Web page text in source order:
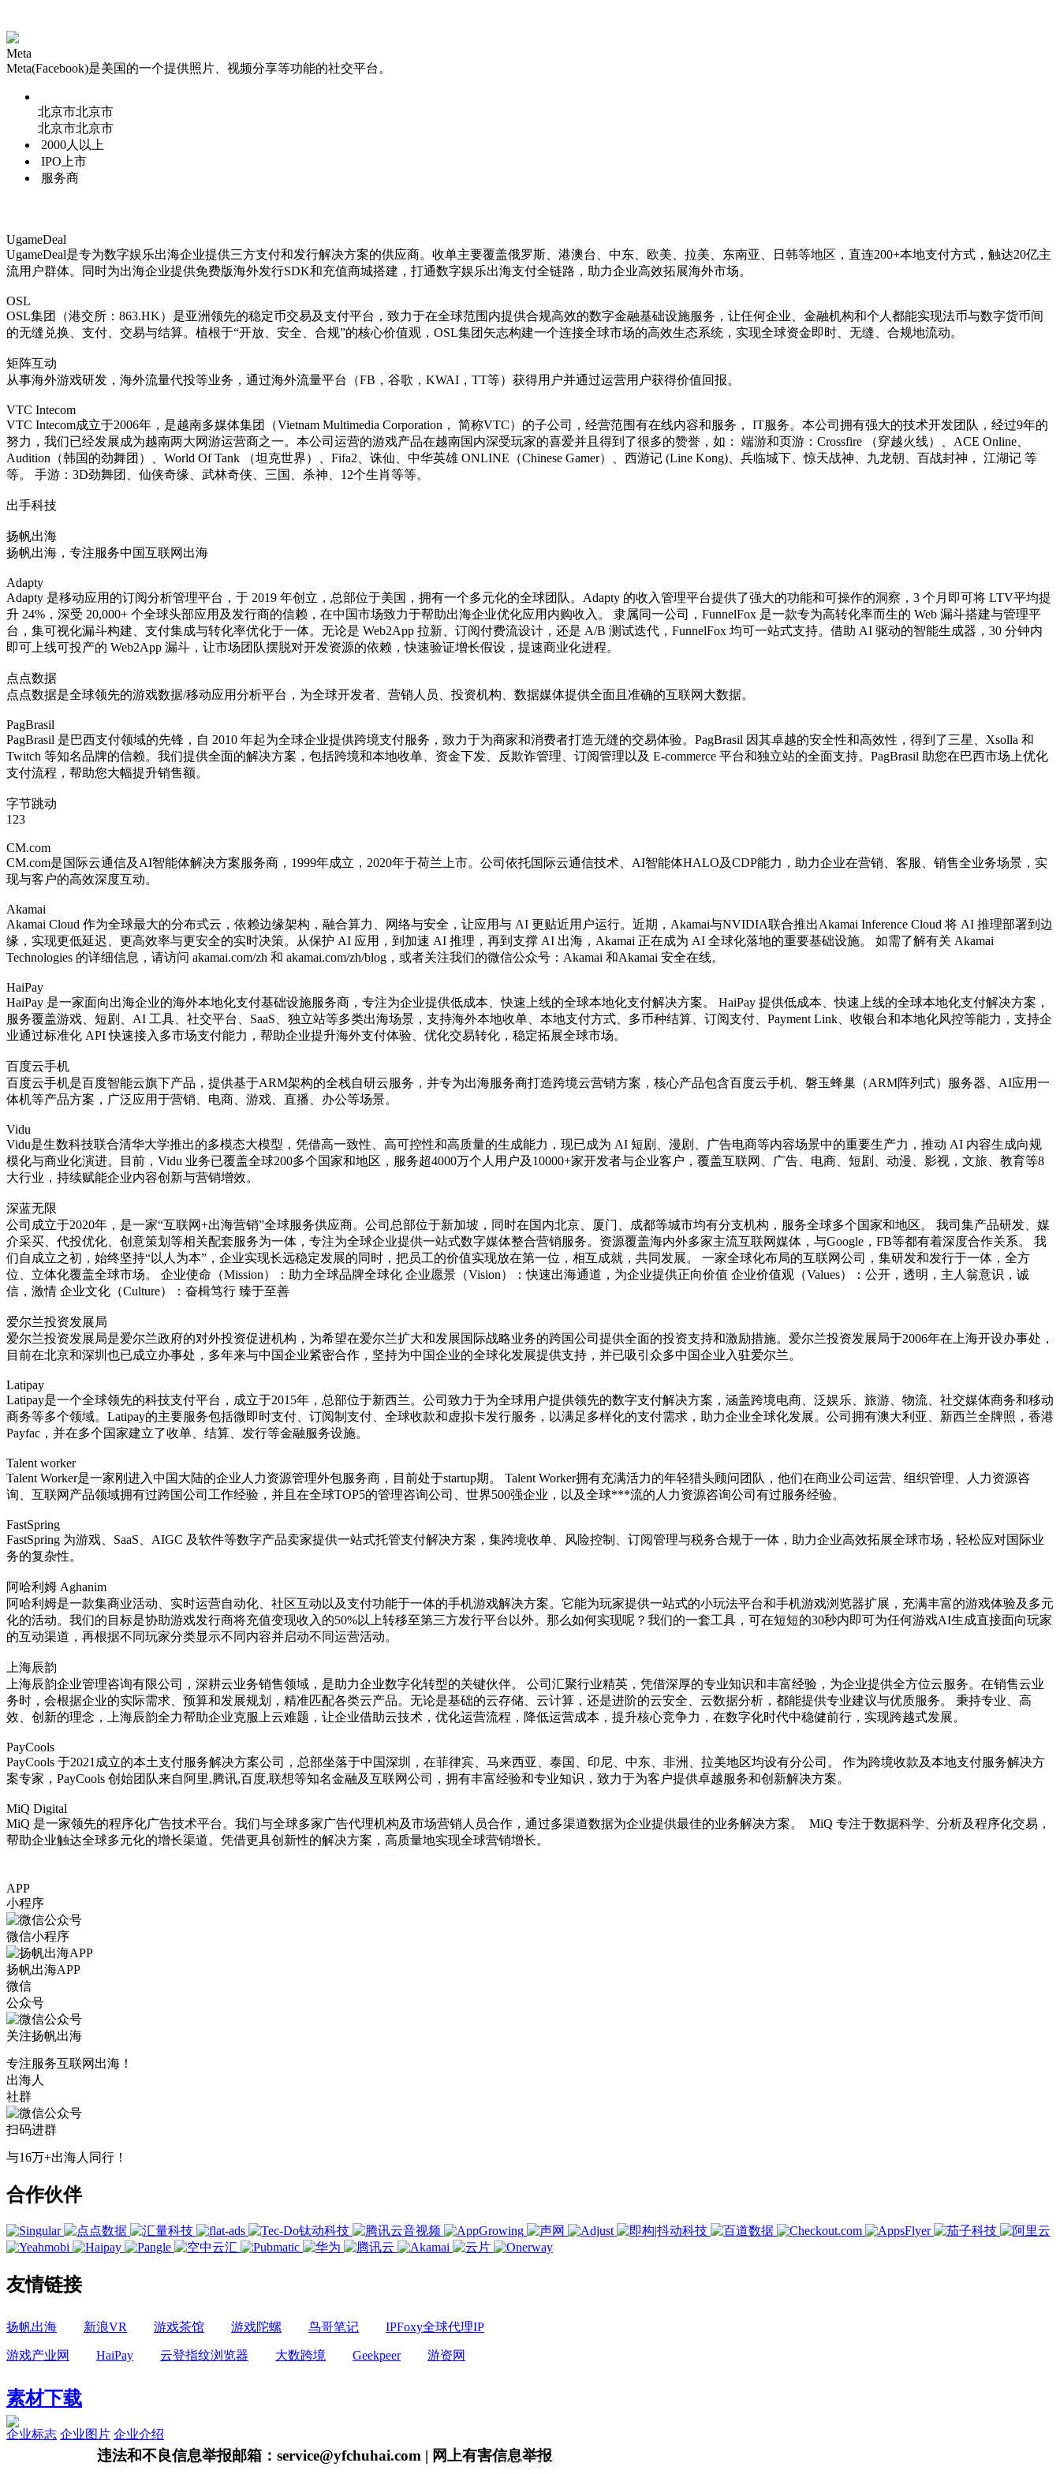
Meta
Meta(Facebook)是美国的一个提供照片、视频分享等功能的社交平台。
北京市北京市
北京市北京市
2000人以上
IPO上市
服务商
UgameDeal
UgameDeal是专为数字娱乐出海企业提供三方支付和发行解决方案的供应商。收单主要覆盖俄罗斯、港澳台、中东、欧美、拉美、东南亚、日韩等地区，直连200+本地支付方式，触达20亿主
流用户群体。同时为出海企业提供免费版海外发行SDK和充值商城搭建，打通数字娱乐出海支付全链路，助力企业高效拓展海外市场。
OSL
OSL集团（港交所：863.HK）是亚洲领先的稳定币交易及支付平台，致力于在全球范围内提供合规高效的数字金融基础设施服务，让任何企业、金融机构和个人都能实现法币与数字货币间
的无缝兑换、支付、交易与结算。植根于“开放、安全、合规”的核心价值观，OSL集团矢志构建一个连接全球市场的高效生态系统，实现全球资金即时、无缝、合规地流动。
矩阵互动
从事海外游戏研发，海外流量代投等业务，通过海外流量平台（FB，谷歌，KWAI，TT等）获得用户并通过运营用户获得价值回报。
VTC Intecom
VTC Intecom成立于2006年，是越南多媒体集团（Vietnam Multimedia Corporation， 简称VTC）的子公司，经营范围有在线内容和服务， IT服务。本公司拥有强大的技术开发团队，经过9年的
努力，我们已经发展成为越南两大网游运营商之一。本公司运营的游戏产品在越南国内深受玩家的喜爱并且得到了很多的赞誉，如： 端游和页游：Crossfire （穿越火线）、ACE Online、
Audition（韩国的劲舞团）、World Of Tank （坦克世界）、Fifa2、诛仙、中华英雄 ONLINE（Chinese Gamer）、西游记 (Line Kong)、兵临城下、惊天战神、九龙朝、百战封神， 江湖记 等
等。 手游：3D劲舞团、仙侠奇缘、武林奇侠、三国、杀神、12个生肖等等。
出手科技
扬帆出海
扬帆出海，专注服务中国互联网出海
Adapty
Adapty 是移动应用的订阅分析管理平台，于 2019 年创立，总部位于美国，拥有一个多元化的全球团队。Adapty 的收入管理平台提供了强大的功能和可操作的洞察，3 个月即可将 LTV平均提
升 24%，深受 20,000+ 个全球头部应用及发行商的信赖，在中国市场致力于帮助出海企业优化应用内购收入。 隶属同一公司，FunnelFox 是一款专为高转化率而生的 Web 漏斗搭建与管理平
台，集可视化漏斗构建、支付集成与转化率优化于一体。无论是 Web2App 拉新、订阅付费流设计，还是 A/B 测试迭代，FunnelFox 均可一站式支持。借助 AI 驱动的智能生成器，30 分钟内
即可上线可投产的 Web2App 漏斗，让市场团队摆脱对开发资源的依赖，快速验证增长假设，提速商业化进程。
点点数据
点点数据是全球领先的游戏数据/移动应用分析平台，为全球开发者、营销人员、投资机构、数据媒体提供全面且准确的互联网大数据。
PagBrasil
PagBrasil 是巴西支付领域的先锋，自 2010 年起为全球企业提供跨境支付服务，致力于为商家和消费者打造无缝的交易体验。PagBrasil 因其卓越的安全性和高效性，得到了三星、Xsolla 和
Twitch 等知名品牌的信赖。我们提供全面的解决方案，包括跨境和本地收单、资金下发、反欺诈管理、订阅管理以及 E-commerce 平台和独立站的全面支持。PagBrasil 助您在巴西市场上优化
支付流程，帮助您大幅提升销售额。
字节跳动
123
CM.com
CM.com是国际云通信及AI智能体解决方案服务商，1999年成立，2020年于荷兰上市。公司依托国际云通信技术、AI智能体HALO及CDP能力，助力企业在营销、客服、销售全业务场景，实
现与客户的高效深度互动。
Akamai
Akamai Cloud 作为全球最大的分布式云，依赖边缘架构，融合算力、网络与安全，让应用与 AI 更贴近用户运行。近期，Akamai与NVIDIA联合推出Akamai Inference Cloud 将 AI 推理部署到边
缘，实现更低延迟、更高效率与更安全的实时决策。从保护 AI 应用，到加速 AI 推理，再到支撑 AI 出海，Akamai 正在成为 AI 全球化落地的重要基础设施。 如需了解有关 Akamai
Technologies 的详细信息，请访问 akamai.com/zh 和 akamai.com/zh/blog，或者关注我们的微信公众号：Akamai 和Akamai 安全在线。
HaiPay
HaiPay 是一家面向出海企业的海外本地化支付基础设施服务商，专注为企业提供低成本、快速上线的全球本地化支付解决方案。 HaiPay 提供低成本、快速上线的全球本地化支付解决方案，
服务覆盖游戏、短剧、AI 工具、社交平台、SaaS、独立站等多类出海场景，支持海外本地收单、本地支付方式、多币种结算、订阅支付、Payment Link、收银台和本地化风控等能力，支持企
业通过标准化 API 快速接入多市场支付能力，帮助企业提升海外支付体验、优化交易转化，稳定拓展全球市场。
百度云手机
百度云手机是百度智能云旗下产品，提供基于ARM架构的全栈自研云服务，并专为出海服务商打造跨境云营销方案，核心产品包含百度云手机、磐玉蜂巢（ARM阵列式）服务器、AI应用一
体机等产品方案，广泛应用于营销、电商、游戏、直播、办公等场景。
Vidu
Vidu是生数科技联合清华大学推出的多模态大模型，凭借高一致性、高可控性和高质量的生成能力，现已成为 AI 短剧、漫剧、广告电商等内容场景中的重要生产力，推动 AI 内容生成向规
模化与商业化演进。目前，Vidu 业务已覆盖全球200多个国家和地区，服务超4000万个人用户及10000+家开发者与企业客户，覆盖互联网、广告、电商、短剧、动漫、影视，文旅、教育等8
大行业，持续赋能企业内容创新与营销增效。
深蓝无限
公司成立于2020年，是一家“互联网+出海营销”全球服务供应商。公司总部位于新加坡，同时在国内北京、厦门、成都等城市均有分支机构，服务全球多个国家和地区。 我司集产品研发、媒
介采买、代投优化、创意策划等相关配套服务为一体，专注为全球企业提供一站式数字媒体整合营销服务。资源覆盖海内外多家主流互联网媒体，与Google，FB等都有着深度合作关系。 我
们自成立之初，始终坚持“以人为本”，企业实现长远稳定发展的同时，把员工的价值实现放在第一位，相互成就，共同发展。 一家全球化布局的互联网公司，集研发和发行于一体，全方
位、立体化覆盖全球市场。 企业使命（Mission）：助力全球品牌全球化 企业愿景（Vision）：快速出海通道，为企业提供正向价值 企业价值观（Values）：公开，透明，主人翁意识，诚
信，激情 企业文化（Culture）：奋楫笃行 臻于至善
爱尔兰投资发展局
爱尔兰投资发展局是爱尔兰政府的对外投资促进机构，为希望在爱尔兰扩大和发展国际战略业务的跨国公司提供全面的投资支持和激励措施。爱尔兰投资发展局于2006年在上海开设办事处，
目前在北京和深圳也已成立办事处，多年来与中国企业紧密合作，坚持为中国企业的全球化发展提供支持，并已吸引众多中国企业入驻爱尔兰。
Latipay
‌Latipay‌是一个全球领先的科技支付平台，成立于2015年，总部位于新西兰。公司致力于为全球用户提供领先的数字支付解决方案，涵盖跨境电商、泛娱乐、旅游、物流、社交媒体商务和移动
商务等多个领域‌。Latipay的主要服务包括微即时支付、订阅制支付、全球收款和虚拟卡发行服务，以满足多样化的支付需求，助力企业全球化发展‌。公司拥有澳大利亚、新西兰全牌照，香港
Payfac，并在多个国家建立了收单、结算、发行等金融服务设施‌。
Talent worker
Talent Worker是一家刚进入中国大陆的企业人力资源管理外包服务商，目前处于startup期。 Talent Worker拥有充满活力的年轻猎头顾问团队，他们在商业公司运营、组织管理、人力资源咨
询、互联网产品领域拥有过跨国公司工作经验，并且在全球TOP5的管理咨询公司、世界500强企业，以及全球***流的人力资源咨询公司有过服务经验。
FastSpring
FastSpring 为游戏、SaaS、AIGC 及软件等数字产品卖家提供一站式托管支付解决方案，集跨境收单、风险控制、订阅管理与税务合规于一体，助力企业高效拓展全球市场，轻松应对国际业
务的复杂性。
阿哈利姆 Aghanim
阿哈利姆是一款集商业活动、实时运营自动化、社区互动以及支付功能于一体的手机游戏解决方案。它能为玩家提供一站式的小玩法平台和手机游戏浏览器扩展，充满丰富的游戏体验及多元
化的活动。我们的目标是协助游戏发行商将充值变现收入的50%以上转移至第三方发行平台以外。那么如何实现呢？我们的一套工具，可在短短的30秒内即可为任何游戏AI生成直接面向玩家
的互动渠道，再根据不同玩家分类显示不同内容并启动不同运营活动。
上海辰韵
上海辰韵企业管理咨询有限公司，深耕云业务销售领域，是助力企业数字化转型的关键伙伴。 公司汇聚行业精英，凭借深厚的专业知识和丰富经验，为企业提供全方位云服务。在销售云业
务时，会根据企业的实际需求、预算和发展规划，精准匹配各类云产品。无论是基础的云存储、云计算，还是进阶的云安全、云数据分析，都能提供专业建议与优质服务。 秉持专业、高
效、创新的理念，上海辰韵全力帮助企业克服上云难题，让企业借助云技术，优化运营流程，降低运营成本，提升核心竞争力，在数字化时代中稳健前行，实现跨越式发展。
PayCools
PayCools 于2021成立的本土支付服务解决方案公司，总部坐落于中国深圳，在菲律宾、马来西亚、泰国、印尼、中东、非洲、拉美地区均设有分公司。 作为跨境收款及本地支付服务解决方
案专家，PayCools 创始团队来自阿里,腾讯,百度,联想等知名金融及互联网公司，拥有丰富经验和专业知识，致力于为客户提供卓越服务和创新解决方案。
MiQ Digital
MiQ 是一家领先的程序化广告技术平台。我们与全球多家广告代理机构及市场营销人员合作，通过多渠道数据为企业提供最佳的业务解决方案。 MiQ 专注于数据科学、分析及程序化交易，
帮助企业触达全球多元化的增长渠道。凭借更具创新性的解决方案，高质量地实现全球营销增长。
APP
小程序
微信小程序
扬帆出海APP
微信
公众号
关注扬帆出海
专注服务互联网出海！
出海人
社群
扫码进群
与16万+出海人同行！
合作伙伴
友情链接
扬帆出海 新浪VR 游戏茶馆 游戏陀螺 鸟哥笔记 IPFoxy全球代理IP
游戏产业网 HaiPay 云登指纹浏览器 大数跨境 Geekpeer 游资网
素材下载
企业标志 企业图片 企业介绍
微信公众号
违法和不良信息举报邮箱：service@yfchuhai.com | 网上有害信息举报